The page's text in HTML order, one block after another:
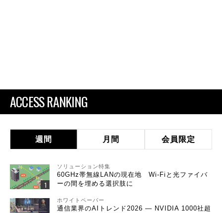
ACCESS RANKING
週間 月間 会員限定
ソリューション特集
60GHz帯無線LANの現在地 Wi-Fiと光ファイバ
ーの間を埋める選択肢に
ホワイトペーパー
通信業界のAIトレンド2026 ― NVIDIA 1000社超